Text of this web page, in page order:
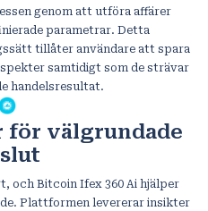
genom att utföra affärer
parametrar. Detta
tillåter användare att spara
samtidigt som de strävar
handelsresultat.
för välgrundade
och Bitcoin Ifex 360 Ai hjälper
Plattformen levererar insikter